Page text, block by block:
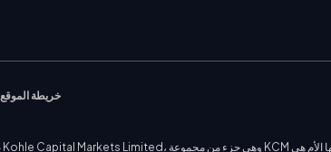
خريطة الموقع